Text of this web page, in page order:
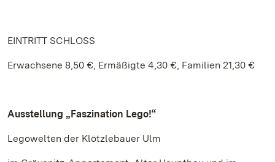
EINTRITT SCHLOSS
Erwachsene 8,50 €, Ermäßigte 4,30 €, Familien 21,30 €
Ausstellung „Faszination Lego!“
Legowelten der Klötzlebauer Ulm